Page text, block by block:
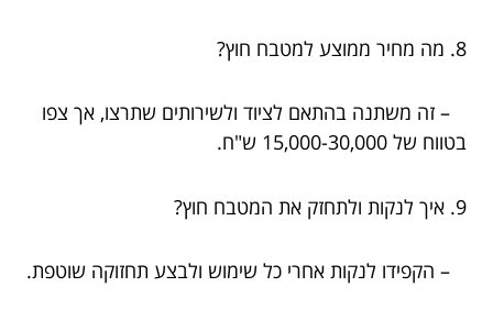
8. מה מחיר ממוצע למטבח חוץ?
– זה משתנה בהתאם לציוד ולשירותים שתרצו, אך צפו
בטווח של 15,000-30,000 ש"ח.
9. איך לנקות ולתחזק את המטבח חוץ?
– הקפידו לנקות אחרי כל שימוש ולבצע תחזוקה שוטפת.